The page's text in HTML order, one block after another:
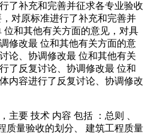
了补充和完善并征求各专业验收
对原标准进行了补充和完善并
位和其他有关方面的意见，对具
修改最 位和其他有关方面的意
论、协调修改最 位和其他有关
了反复讨论、协调修改最 位和
内容进行了反复讨论、协调修改
主要 技术 内容 包括 ：总则 、
质量验收的划分、 建筑工程质量